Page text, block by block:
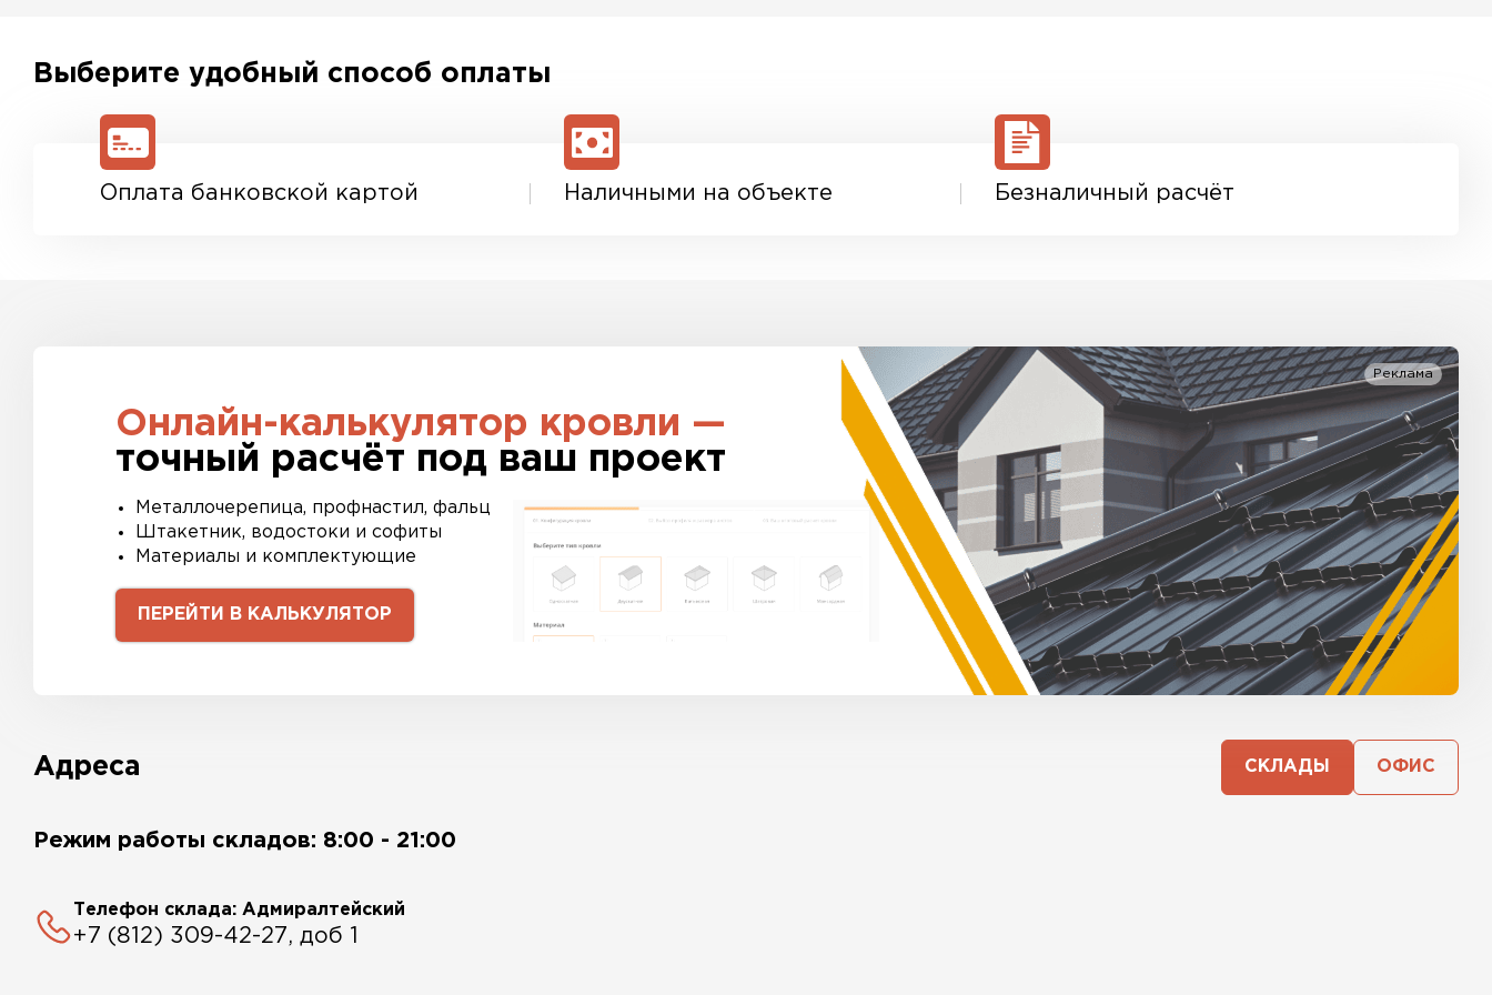
Выберите удобный способ оплаты
Оплата банковской картой Наличными на объекте Безналичный расчёт
Реклама
Онлайн-калькулятор кровли —
точный расчёт под ваш проект
Металлочерепица, профнастил, фальц
Штакетник, водостоки и софиты
Материалы и комплектующие
ПЕРЕЙТИ В КАЛЬКУЛЯТОР
Адреса СКЛАДЫ ОФИС
Режим работы складов: 8:00 - 21:00
Телефон склада: Адмиралтейский
+7 (812) 309-42-27, доб 1